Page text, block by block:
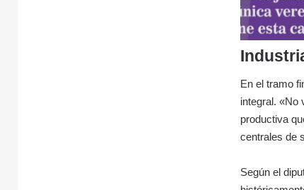
En el tramo
integral. «No
productiva
centrales de
Según el